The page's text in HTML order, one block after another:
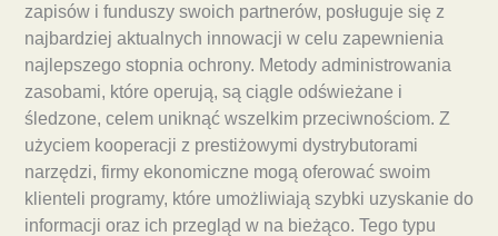
zapisów i funduszy swoich partnerów, posługuje się z
najbardziej aktualnych innowacji w celu zapewnienia
najlepszego stopnia ochrony. Metody administrowania
zasobami, które operują, są ciągle odświeżane i
śledzone, celem uniknąć wszelkim przeciwnościom. Z
użyciem kooperacji z prestiżowymi dystrybutorami
narzędzi, firmy ekonomiczne mogą oferować swoim
klienteli programy, które umożliwiają szybki uzyskanie do
informacji oraz ich przegląd w na bieżąco. Tego typu